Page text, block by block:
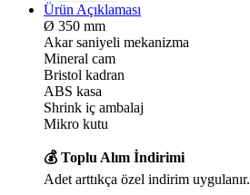
Ürün Açıklaması
Ø 350 mm
Akar saniyeli mekanizma
Mineral cam
Bristol kadran
ABS kasa
Shrink iç ambalaj
Mikro kutu
💰 Toplu Alım İndirimi
Adet arttıkça özel indirim uygulanır.